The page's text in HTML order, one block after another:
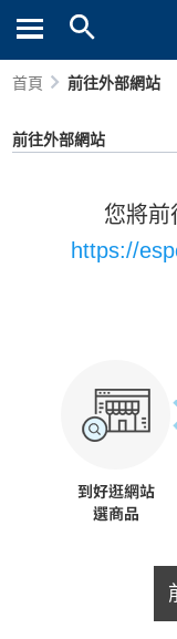
首頁 前往外部網站
前往外部網站
您將前
https://